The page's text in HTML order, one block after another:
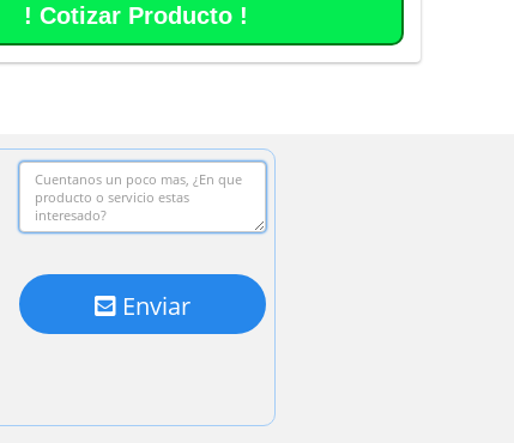
! Cotizar Producto !
Enviar